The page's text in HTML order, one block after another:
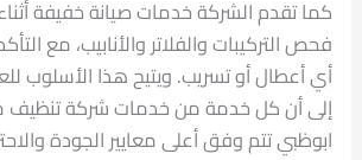
كما تقدم الشركة خدمات صيانة خفيفة
فحص التركيبات والفلاتر والأنابيب، مع
أي أعطال أو تسريب. ويتيح هذا الأسلوب
إلى أن كل خدمة من خدمات شركة
ابوظبي تتم وفق أعلى معايير الجودة